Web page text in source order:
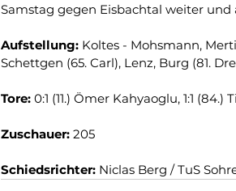
Samstag gegen Eisbachtal weiter
Aufstellung: Koltes - Mohsmann,
Schettgen (65. Carl), Lenz, Burg (81.
Tore: 0:1 (11.) Ömer Kahyaoglu, 1:1 (84.)
Zuschauer: 205
Schiedsrichter: Niclas Berg / TuS